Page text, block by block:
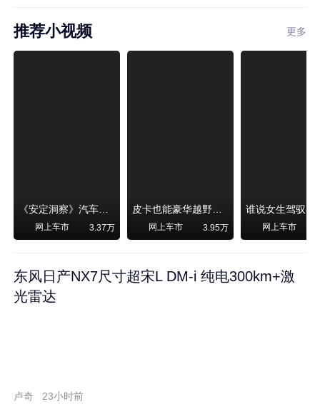
推荐小视频 更多
《安定洞察》汽车烧不烧油，和石油安全无关！
网上车市 3.37万
皮卡也能豪华越野！纵横F700上市，限时卖29.99万起
网上车市 3.95万 网上车市
东风日产NX7尺寸超宋L DM-i 纯电300km+激
光雷达
卢奇 23小时前